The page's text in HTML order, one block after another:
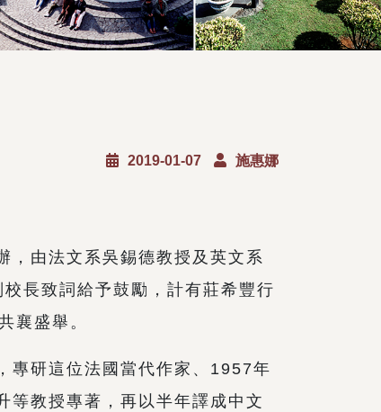
2019-01-07 施惠娜
，由法文系吳錫德教授及英文系
長致詞給予鼓勵，計有莊希豐行
襄盛舉。
專研這位法國當代作家、1957年
等教授專著，再以半年譯成中文